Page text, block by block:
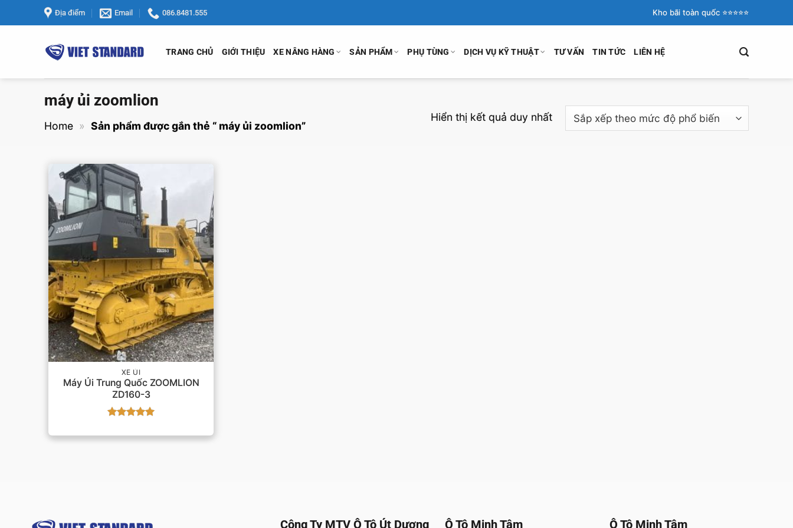
qua
Địa điểm Email 086.8481.555 Kho bãi toàn quốc ⭐️⭐️⭐️⭐️⭐️
TRANG CHỦ GIỚI THIỆU XE NÂNG HÀNG SẢN PHẨM PHỤ TÙNG DỊCH VỤ KỸ THUẬT TƯ VẤN TIN TỨC LIÊN HỆ
máy ủi zoomlion
Home » Sản phẩm được gắn thẻ “ máy ủi zoomlion”
Hiển thị kết quả duy nhất
XE ỦI
Máy Ủi Trung Quốc ZOOMLION
ZD160-3
hạng55
Công Ty MTV Ô Tô Út Dương Ô Tô Minh Tâm Ô Tô Minh Tâm